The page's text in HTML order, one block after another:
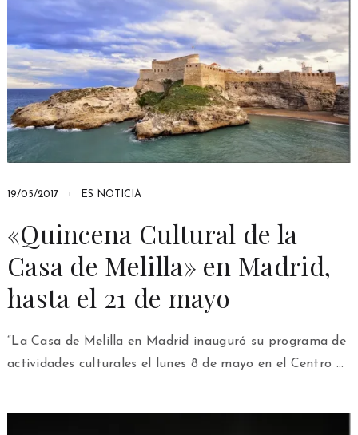
19/05/2017 ES NOTICIA
«Quincena Cultural de la
Casa de Melilla» en Madrid,
hasta el 21 de mayo
“La Casa de Melilla en Madrid inauguró su programa de
actividades culturales el lunes 8 de mayo en el Centro …